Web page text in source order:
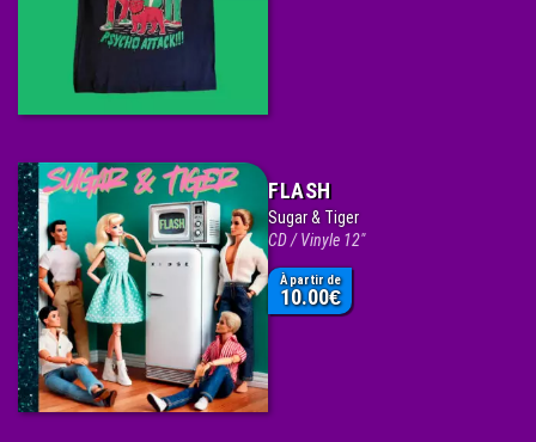
FLASH
Sugar & Tiger
CD / Vinyle 12"
À partir de
10.00€